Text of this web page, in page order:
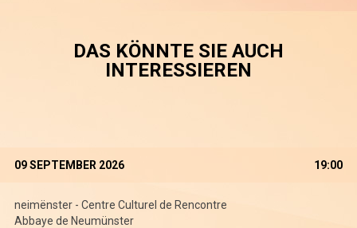
DAS KÖNNTE SIE AUCH
INTERESSIEREN
09 SEPTEMBER 2026 19:00
neimënster - Centre Culturel de Rencontre
Abbaye de Neumünster